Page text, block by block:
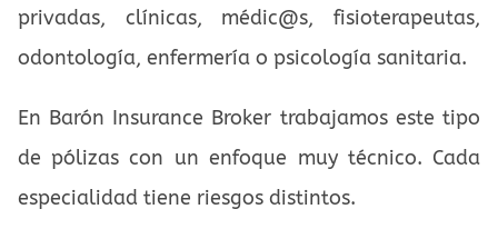
privadas, clínicas, médic@s, fisioterapeutas,
odontología, enfermería o psicología sanitaria.
En Barón Insurance Broker trabajamos este tipo
de pólizas con un enfoque muy técnico. Cada
especialidad tiene riesgos distintos.